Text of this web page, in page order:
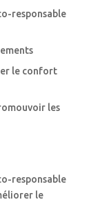
responsable
le confort
les
responsable
le